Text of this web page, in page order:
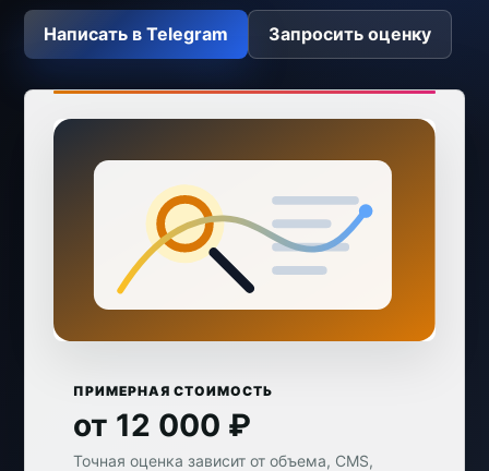
Написать в Telegram Запросить оценку
ПРИМЕРНАЯ СТОИМОСТЬ
от 12 000 ₽
Точная оценка зависит от объема, CMS,